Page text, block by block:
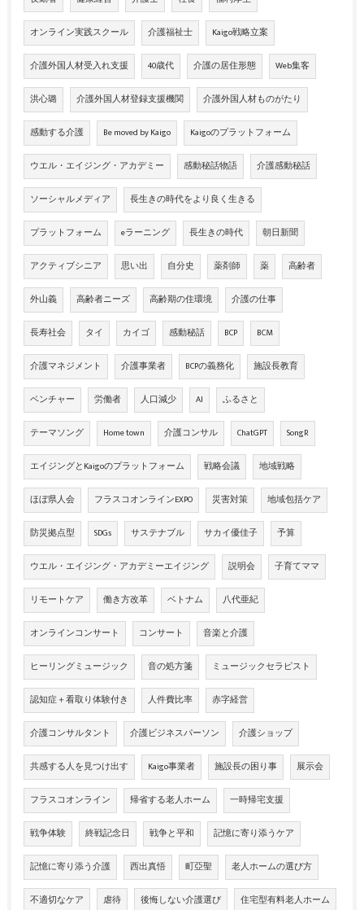
オンライン実践スクール 介護福祉士 Kaigo戦略立案
介護外国人材受入れ支援 40歳代 介護の居住形態 Web集客
洪心璐 介護外国人材登録支援機関 介護外国人材ものがたり
感動する介護 Be moved by Kaigo Kaigoのプラットフォーム
ウエル・エイジング・アカデミー 感動秘話物語 介護感動秘話
ソーシャルメディア 長生きの時代をより良く生きる
プラットフォーム eラーニング 長生きの時代 朝日新聞
アクティブシニア 思い出 自分史 薬剤師 薬 高齢者
外山義 高齢者ニーズ 高齢期の住環境 介護の仕事
長寿社会 タイ カイゴ 感動秘話 BCP BCM
介護マネジメント 介護事業者 BCPの義務化 施設長教育
ベンチャー 労働者 人口減少 AI ふるさと
テーマソング Home town 介護コンサル ChatGPT SongR
エイジングとKaigoのプラットフォーム 戦略会議 地域戦略
ほぼ県人会 フラスコオンラインEXPO 災害対策 地域包括ケア
防災拠点型 SDGs サステナブル サカイ優佳子 予算
ウエル・エイジング・アカデミーエイジング 説明会 子育てママ
リモートケア 働き方改革 ベトナム 八代亜紀
オンラインコンサート コンサート 音楽と介護
ヒーリングミュージック 音の処方箋 ミュージックセラピスト
認知症＋看取り体験付き 人件費比率 赤字経営
介護コンサルタント 介護ビジネスパーソン 介護ショップ
共感する人を見つけ出す Kaigo事業者 施設長の困り事 展示会
フラスコオンライン 帰省する老人ホーム 一時帰宅支援
戦争体験 終戦記念日 戦争と平和 記憶に寄り添うケア
記憶に寄り添う介護 西出真悟 町亞聖 老人ホームの選び方
不適切なケア 虐待 後悔しない介護選び 住宅型有料老人ホーム